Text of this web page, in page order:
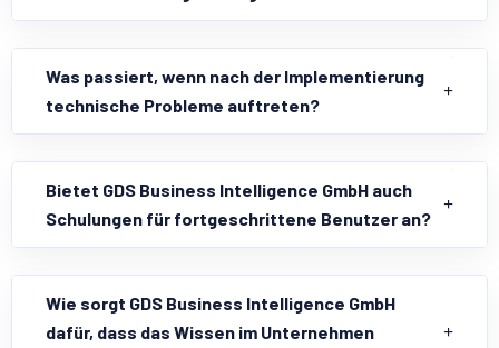
Was passiert, wenn nach der Implementierung
technische Probleme auftreten?
Bietet GDS Business Intelligence GmbH auch
Schulungen für fortgeschrittene Benutzer an?
Wie sorgt GDS Business Intelligence GmbH
dafür, dass das Wissen im Unternehmen